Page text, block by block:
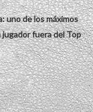
uno de los máximos
fuera del Top